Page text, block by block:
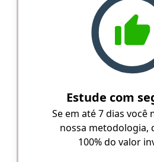
Estude com
Se em até 7 dias você
nossa metodologia,
100% do valor